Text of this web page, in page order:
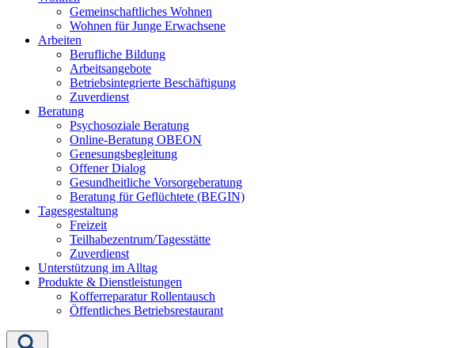
von
"Wohnen"
Gemeinschaftliches Wohnen
Wohnen für Junge Erwachsene
Arbeiten
von
"Arbeiten"
Berufliche Bildung
Arbeitsangebote
Betriebsintegrierte Beschäftigung
Zuverdienst
BeratungUntermenü
von
"Beratung"
Psychosoziale Beratung
Online-Beratung OBEON
Genesungsbegleitung
Offener Dialog
Gesundheitliche Vorsorgeberatung
Beratung für Geflüchtete (BEGIN)
TagesgestaltungUntermenü
"Tagesgestaltung"
Freizeit
Teilhabezentrum/Tagesstätte
Zuverdienst
Unterstützung im Alltag
Produkte & Dienstleistungen
von
"Produkte
&
Kofferreparatur Rollentausch
Öffentliches Betriebsrestaurant